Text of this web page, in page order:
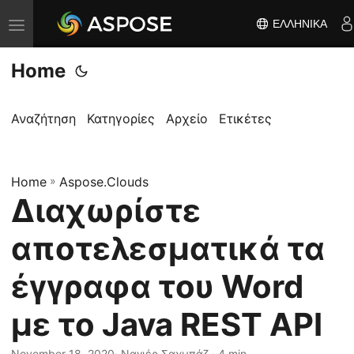
Ε
ν
α
λ
ή
π
λ
ο
ή
γ
η
σ
ΕΛΛΗΝΙΚΆ
Home
Αναζήτηση Κατηγορίες Αρχείο Ετικέτες
Home » Aspose.Clouds
Διαχωρίστε
αποτελεσματικά τα
έγγραφα του Word
με το Java REST API